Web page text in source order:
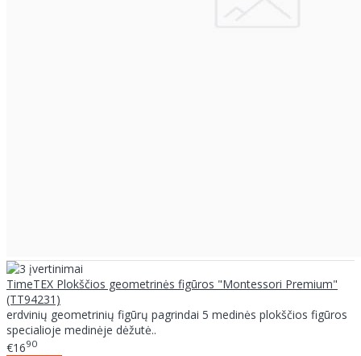
TimeTEX Plokščios geometrinės figūros "Montessori Premium"
(TT94231)
erdvinių geometrinių figūrų pagrindai 5 medinės plokščios figūros
specialioje medinėje dėžutė..
€1690